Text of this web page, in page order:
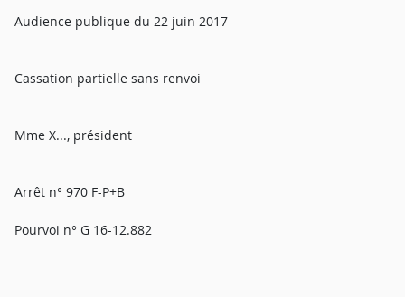
Audience publique du 22 juin 2017
Cassation partielle sans renvoi
Mme X..., président
Arrêt n° 970 F-P+B
Pourvoi n° G 16-12.882